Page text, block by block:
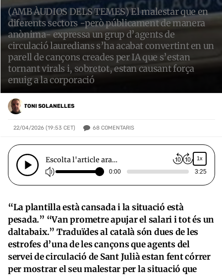
(AMB ÀUDIOS DELS TEMES) El malestar que en
diferents sectors -però públicament de manera
anònima- expressa un grup d’agents de
circulació lauredians s’ha acabat convertint en un
parell de cançons creades per IA que s’estan
tornant virals i, sobretot, estan causant força
enuig a la corporació
TONI SOLANELLES
22/04/2026 (19:53 CET) 68 COMENTARIS
Escolta l'article ara… 1x
0:00 3:25
“La plantilla està cansada i la situació està
pesada.” “Van prometre apujar el salari i tot és un
daltabaix.” Traduïdes al català són dues de les
estrofes d’una de les cançons que agents del
servei de circulació de Sant Julià estan fent córrer
per mostrar el seu malestar per la situació que